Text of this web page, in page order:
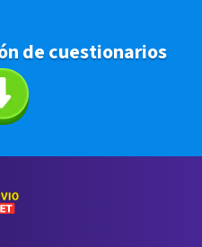
de cuestionarios